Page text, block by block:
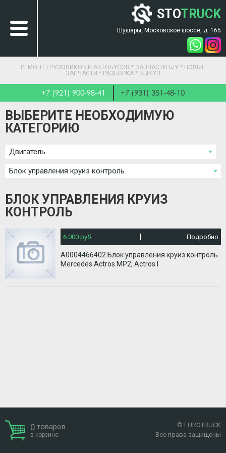
STOTRUCK
Шушары, Московское шоссе, д. 165
РЕМОНТ ГРУЗОВИКОВ И АВТОБУСОВ * ЗАПЧАСТИ Б/У * НОВЫЕ
ЗАПЧАСТИ * РАЗБОРКА * ВЫКУП
+7 (921) 900-98-41 +7 (931) 351-48-10
ВЫБЕРИТЕ НЕОБХОДИМУЮ
КАТЕГОРИЮ
Двигатель
Блок управления круиз контроль
БЛОК УПРАВЛЕНИЯ КРУИЗ
КОНТРОЛЬ
6 000 руб. Подробно
А0004466402.Блок управления круиз контроль
Mercedes Actros MP2, Actros I
0 товаров
в корзине
© EUROTRUCK
Все права защищены